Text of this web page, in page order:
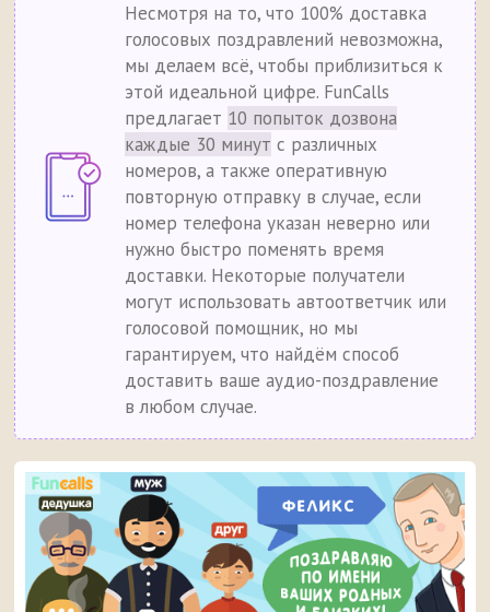
Несмотря на то, что 100% доставка
голосовых поздравлений невозможна,
мы делаем всё, чтобы приблизиться к
этой идеальной цифре. FunCalls
предлагает 10 попыток дозвона
каждые 30 минут с различных
номеров, а также оперативную
повторную отправку в случае, если
номер телефона указан неверно или
нужно быстро поменять время
доставки. Некоторые получатели
могут использовать автоответчик или
голосовой помощник, но мы
гарантируем, что найдём способ
доставить ваше аудио-поздравление
в любом случае.